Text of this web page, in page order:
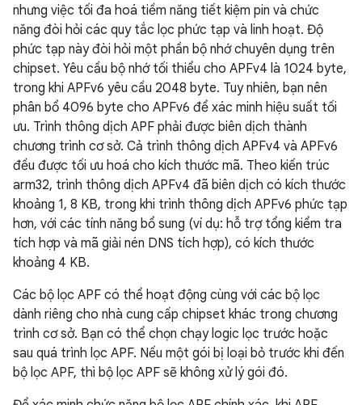
nhưng việc tối đa hoá tiềm năng tiết kiệm pin và chức
năng đòi hỏi các quy tắc lọc phức tạp và linh hoạt. Độ
phức tạp này đòi hỏi một phần bộ nhớ chuyên dụng trên
chipset. Yêu cầu bộ nhớ tối thiểu cho APFv4 là 1024 byte,
trong khi APFv6 yêu cầu 2048 byte. Tuy nhiên, bạn nên
phân bổ 4096 byte cho APFv6 để xác minh hiệu suất tối
ưu. Trình thông dịch APF phải được biên dịch thành
chương trình cơ sở. Cả trình thông dịch APFv4 và APFv6
đều được tối ưu hoá cho kích thước mã. Theo kiến trúc
arm32, trình thông dịch APFv4 đã biên dịch có kích thước
khoảng 1, 8 KB, trong khi trình thông dịch APFv6 phức tạp
hơn, với các tính năng bổ sung (ví dụ: hỗ trợ tổng kiểm tra
tích hợp và mã giải nén DNS tích hợp), có kích thước
khoảng 4 KB.
Các bộ lọc APF có thể hoạt động cùng với các bộ lọc
dành riêng cho nhà cung cấp chipset khác trong chương
trình cơ sở. Bạn có thể chọn chạy logic lọc trước hoặc
sau quá trình lọc APF. Nếu một gói bị loại bỏ trước khi đến
bộ lọc APF, thì bộ lọc APF sẽ không xử lý gói đó.